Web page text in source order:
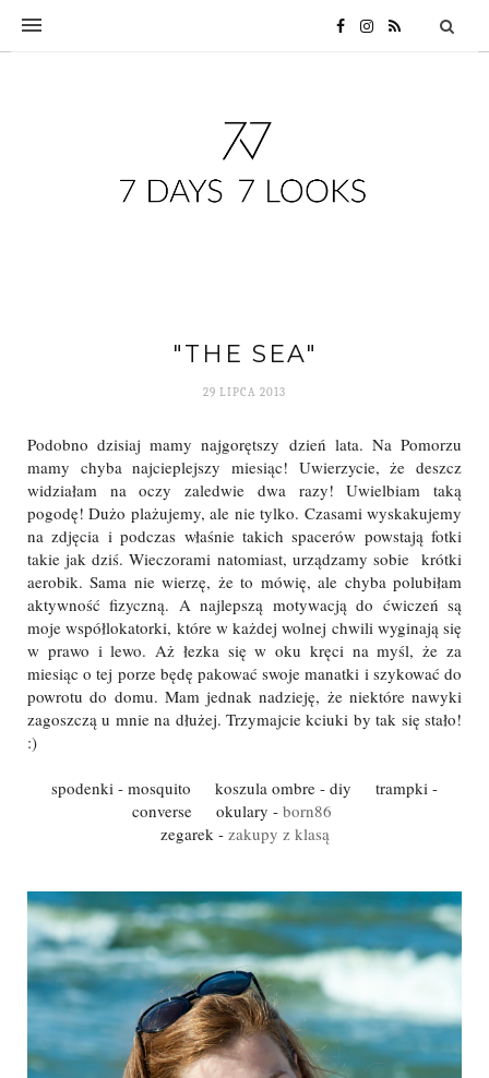
"THE SEA"
29 LIPCA 2013
Podobno dzisiaj mamy najgorętszy dzień lata. Na Pomorzu
mamy chyba najcieplejszy miesiąc! Uwierzycie, że deszcz
widziałam na oczy zaledwie dwa razy! Uwielbiam taką
pogodę! Dużo plażujemy, ale nie tylko. Czasami wyskakujemy
na zdjęcia i podczas właśnie takich spacerów powstają fotki
takie jak dziś. Wieczorami natomiast, urządzamy sobie krótki
aerobik. Sama nie wierzę, że to mówię, ale chyba polubiłam
aktywność fizyczną. A najlepszą motywacją do ćwiczeń są
moje współlokatorki, które w każdej wolnej chwili wyginają się
w prawo i lewo. Aż łezka się w oku kręci na myśl, że za
miesiąc o tej porze będę pakować swoje manatki i szykować do
powrotu do domu. Mam jednak nadzieję, że niektóre nawyki
zagoszczą u mnie na dłużej. Trzymajcie kciuki by tak się stało!
:)
spodenki - mosquito koszula ombre - diy trampki -
converse okulary - born86
zegarek - zakupy z klasą